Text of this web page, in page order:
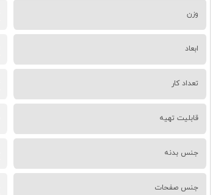
وزن
ابعاد
تعداد کار
قابلیت تهیه
جنس بدنه
جنس صفحات